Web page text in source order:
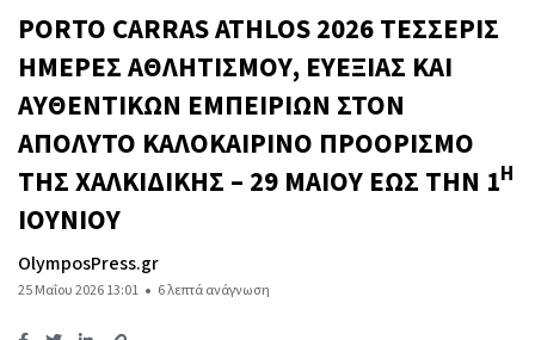
PORTO CARRAS ATHLOS 2026 ΤΕΣΣΕΡΙΣ
ΗΜΕΡΕΣ ΑΘΛΗΤΙΣΜΟΥ, ΕΥΕΞΙΑΣ ΚΑΙ
ΑΥΘΕΝΤΙΚΩΝ ΕΜΠΕΙΡΙΩΝ ΣΤΟΝ
ΑΠΟΛΥΤΟ ΚΑΛΟΚΑΙΡΙΝΟ ΠΡΟΟΡΙΣΜΟ
ΤΗΣ ΧΑΛΚΙΔΙΚΗΣ – 29 ΜΑΙΟΥ ΕΩΣ ΤΗΝ 1Η
ΙΟΥΝΙΟΥ
OlymposPress.gr
25 Μαΐου 2026 13:01 6 λεπτά ανάγνωση